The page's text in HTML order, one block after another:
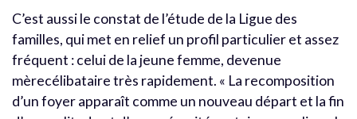
C’est aussi le constat de l’étude de la Ligue des
familles, qui met en relief un profil particulier et assez
fréquent : celui de la jeune femme, devenue
mèrecélibataire très rapidement. « La recomposition
d’un foyer apparaît comme un nouveau départ et la fin